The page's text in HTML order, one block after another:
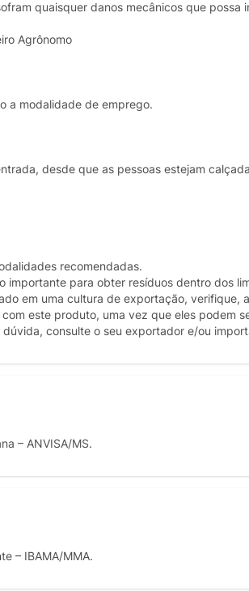
quaisquer danos mecânicos que possa
Agrônomo
a modalidade de emprego.
desde que as pessoas estejam
recomendadas.
importante para obter resíduos dentro dos
em uma cultura de exportação, verifique,
este produto, uma vez que eles podem
consulte o seu exportador e/ou
– ANVISA/MS.
– IBAMA/MMA.